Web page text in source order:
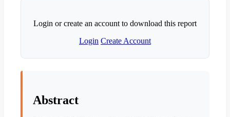
Login or create an account to download this report
Login Create Account
Abstract